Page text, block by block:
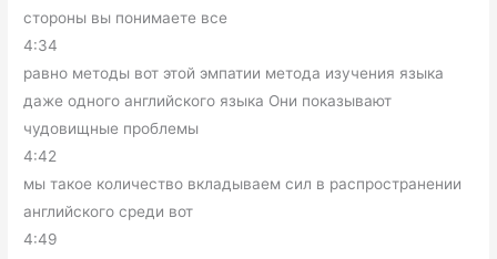
стороны вы понимаете все
4:34
равно методы вот этой эмпатии метода изучения языка
даже одного английского языка Они показывают
чудовищные проблемы
4:42
мы такое количество вкладываем сил в распространении
английского среди вот
4:49